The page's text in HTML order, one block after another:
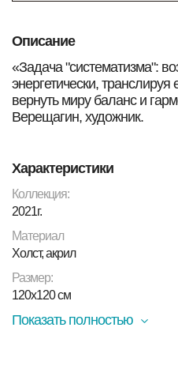
Описание
«Задача "систематизма":
энергетически,
вернуть миру баланс и
Верещагин, художник.
Характеристики
Коллекция:
2021г.
Материал
Холст, акрил
Размер:
120х120 см
Показать полностью